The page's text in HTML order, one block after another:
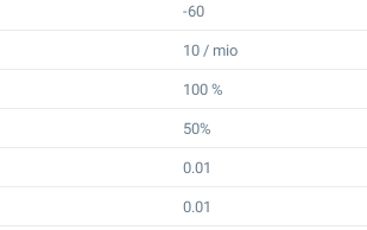
-60
10 / mio
100 %
50%
0.01
0.01